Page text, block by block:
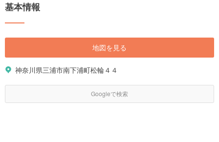
基本情報
地図を見る
神奈川県三浦市南下浦町松輪４４
Googleで検索